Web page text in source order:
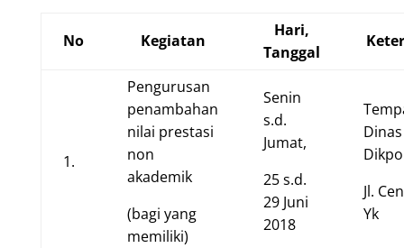
No Kegiatan
Hari,
Tanggal
1.
Pengurusan
penambahan
nilai prestasi
non
akademik
(bagi yang
memiliki)
Senin
s.d.
Jumat,
25 s.d.
29 Juni
2018
Dinas
Jl.
Yk